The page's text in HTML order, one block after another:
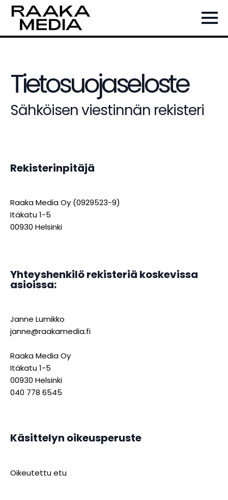
Tietosuojaseloste
Sähköisen viestinnän rekisteri
Rekisterinpitäjä
Raaka Media Oy (0929523-9)
Itäkatu 1-5
00930 Helsinki
Yhteyshenkilö rekisteriä koskevissa
asioissa:
Janne Lumikko
janne@raakamedia.fi
Raaka Media Oy
Itäkatu 1-5
00930 Helsinki
040 778 6545
Käsittelyn oikeusperuste
Oikeutettu etu